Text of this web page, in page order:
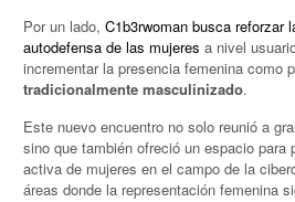
Por un lado,C1b3rwoman busca reforzar
autodefensa de las mujeres a nivel
incrementar la presencia femenina como
tradicionalmente masculinizado.
Este nuevo encuentro no solo reunió a
sino que también ofreció un espacio para
activa de mujeres en el campo de la
áreas donde la representación femenina